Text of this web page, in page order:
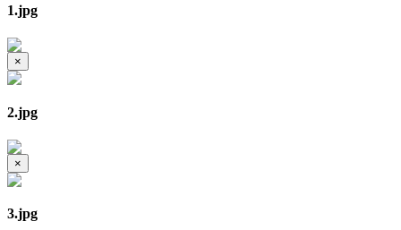
1.jpg
×
2.jpg
×
3.jpg